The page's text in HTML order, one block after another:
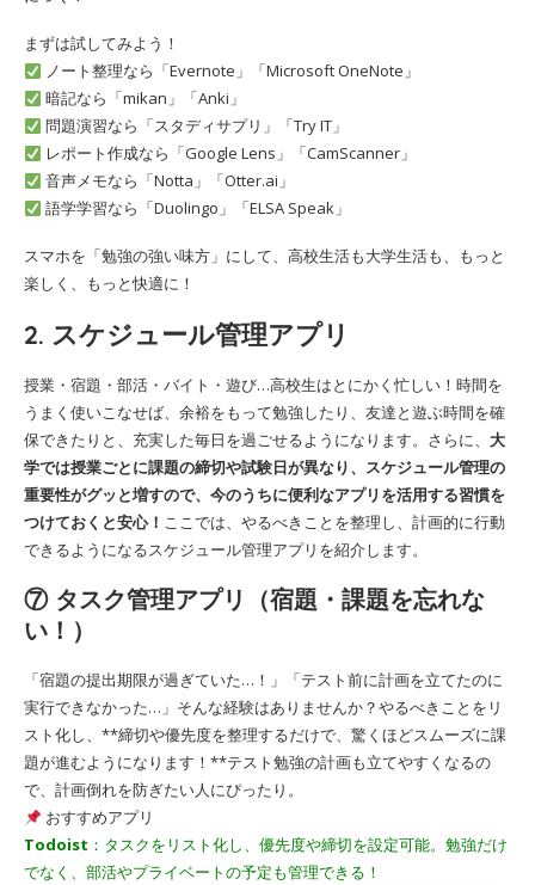
まずは試してみよう！
ノート整理なら「Evernote」「Microsoft OneNote」
暗記なら「mikan」「Anki」
問題演習なら「スタディサプリ」「Try IT」
レポート作成なら「Google Lens」「CamScanner」
音声メモなら「Notta」「Otter.ai」
語学学習なら「Duolingo」「ELSA Speak」
スマホを「勉強の強い味方」にして、高校生活も大学生活も、もっと
楽しく、もっと快適に！
2. スケジュール管理アプリ
授業・宿題・部活・バイト・遊び…高校生はとにかく忙しい！時間を
うまく使いこなせば、余裕をもって勉強したり、友達と遊ぶ時間を確
保できたりと、充実した毎日を過ごせるようになります。さらに、 大
学では授業ごとに課題の締切や試験日が異なり、スケジュール管理の
重要性がグッと増すので、今のうちに便利なアプリを活用する習慣を
つけておくと安心！ ここでは、やるべきことを整理し、計画的に行動
できるようになるスケジュール管理アプリを紹介します。
⑦ タスク管理アプリ（宿題・課題を忘れな
い！）
「宿題の提出期限が過ぎていた…！」「テスト前に計画を立てたのに
実行できなかった…」そんな経験はありませんか？やるべきことをリ
スト化し、**締切や優先度を整理するだけで、驚くほどスムーズに課
題が進むようになります！**テスト勉強の計画も立てやすくなるの
で、計画倒れを防ぎたい人にぴったり。
おすすめアプリ
Todoist ：タスクをリスト化し、優先度や締切を設定可能。勉強だけ
でなく、部活やプライベートの予定も管理できる！